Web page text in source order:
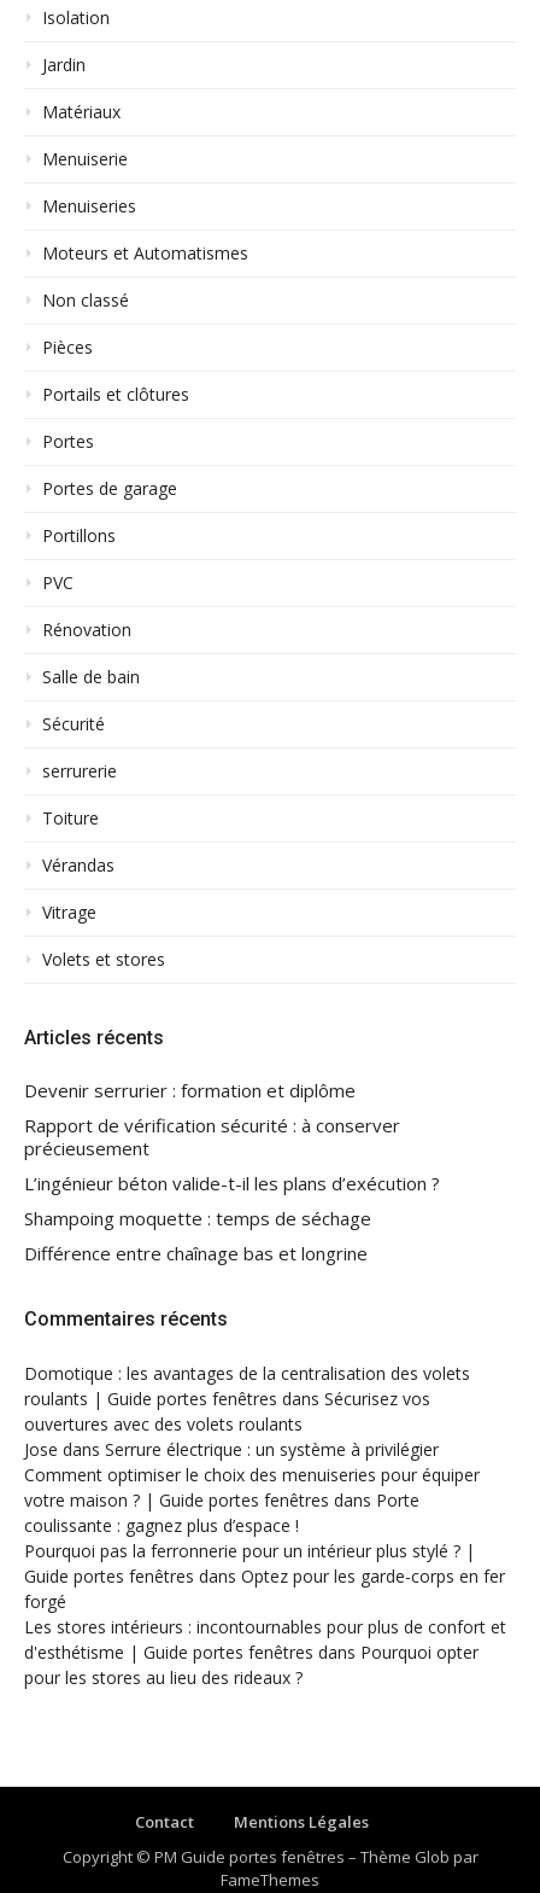
Isolation
Jardin
Matériaux
Menuiserie
Menuiseries
Moteurs et Automatismes
Non classé
Pièces
Portails et clôtures
Portes
Portes de garage
Portillons
PVC
Rénovation
Salle de bain
Sécurité
serrurerie
Toiture
Vérandas
Vitrage
Volets et stores
Articles récents
Devenir serrurier : formation et diplôme
Rapport de vérification sécurité : à conserver
précieusement
L’ingénieur béton valide-t-il les plans d’exécution ?
Shampoing moquette : temps de séchage
Différence entre chaînage bas et longrine
Commentaires récents
Domotique : les avantages de la centralisation des volets
roulants | Guide portes fenêtres dans Sécurisez vos
ouvertures avec des volets roulants
Jose dans Serrure électrique : un système à privilégier
Comment optimiser le choix des menuiseries pour équiper
votre maison ? | Guide portes fenêtres dans Porte
coulissante : gagnez plus d’espace !
Pourquoi pas la ferronnerie pour un intérieur plus stylé ? |
Guide portes fenêtres dans Optez pour les garde-corps en fer
forgé
Les stores intérieurs : incontournables pour plus de confort et
d'esthétisme | Guide portes fenêtres dans Pourquoi opter
pour les stores au lieu des rideaux ?
Contact
Mentions Légales
Copyright © PM Guide portes fenêtres – Thème Glob par
FameThemes